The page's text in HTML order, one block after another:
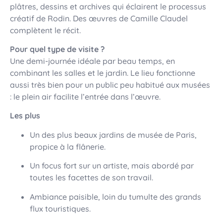
plâtres, dessins et archives qui éclairent le processus
créatif de Rodin. Des œuvres de Camille Claudel
complètent le récit.
Pour quel type de visite ?
Une demi-journée idéale par beau temps, en
combinant les salles et le jardin. Le lieu fonctionne
aussi très bien pour un public peu habitué aux musées
: le plein air facilite l’entrée dans l’œuvre.
Les plus
Un des plus beaux jardins de musée de Paris,
propice à la flânerie.
Un focus fort sur un artiste, mais abordé par
toutes les facettes de son travail.
Ambiance paisible, loin du tumulte des grands
flux touristiques.